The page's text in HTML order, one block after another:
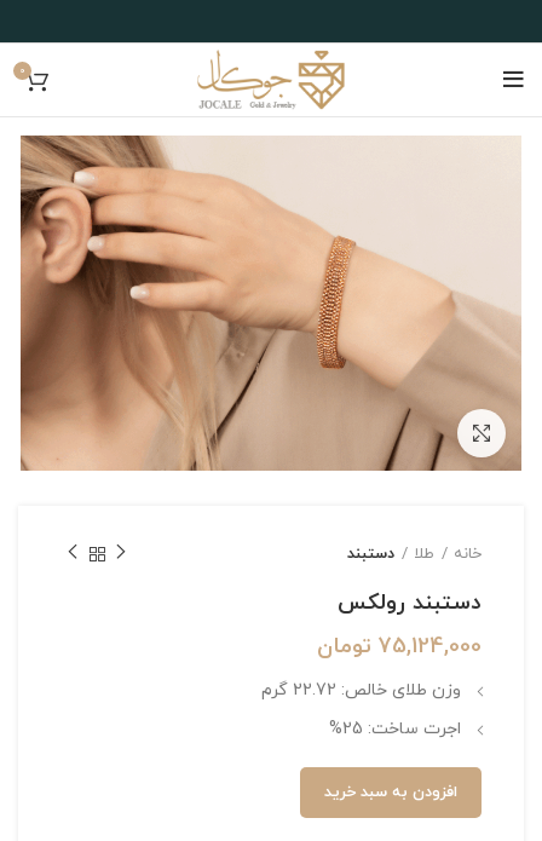
0
بزرگنمایی تصویر
خانه طلا دستبند
دستبند رولکس
75,124,000 تومان
وزن طلای خالص: 22.72 گرم
اجرت ساخت: 25%
افزودن به سبد خرید